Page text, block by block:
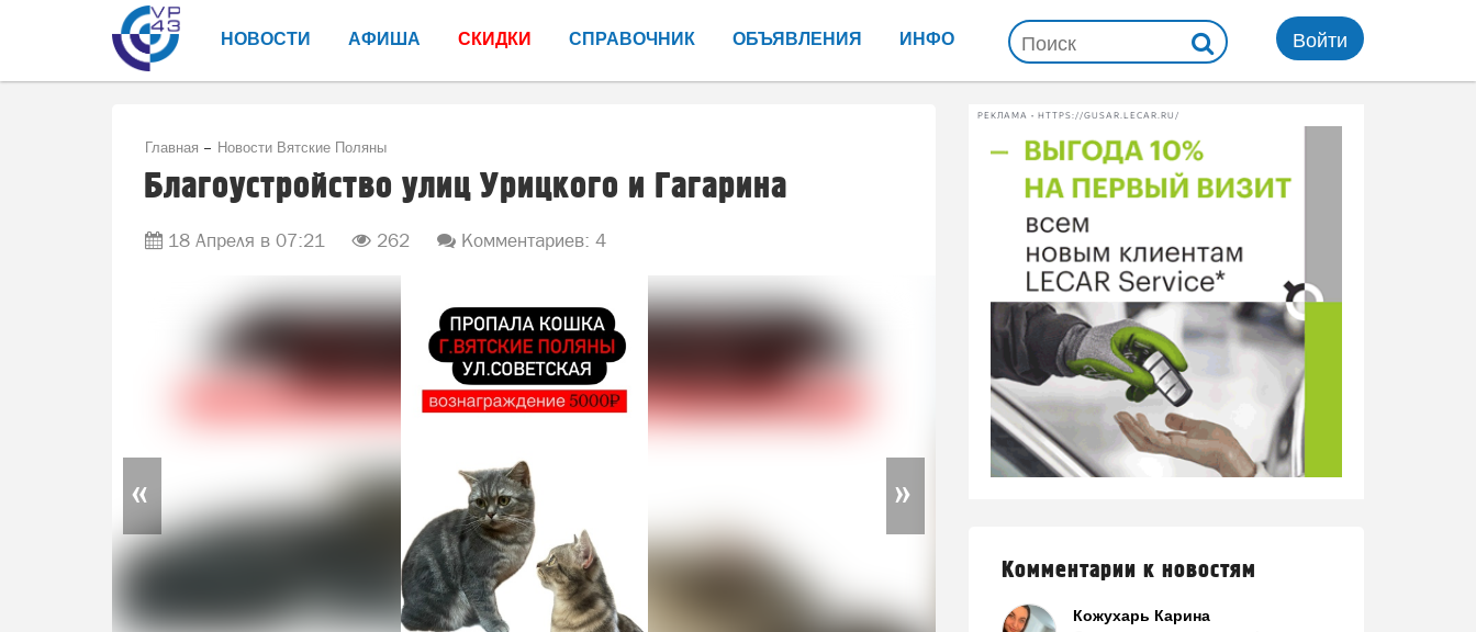
НОВОСТИ АФИША СКИДКИ СПРАВОЧНИК ОБЪЯВЛЕНИЯ ИНФО Войти
Главная Новости Вятские Поляны
Благоустройство улиц Урицкого и Гагарина
18 Апреля в 07:21 262 Комментариев: 4
« »
РЕКЛАМА • HTTPS://GUSAR.LECAR.RU/
Комментарии к новостям
Кожухарь Карина